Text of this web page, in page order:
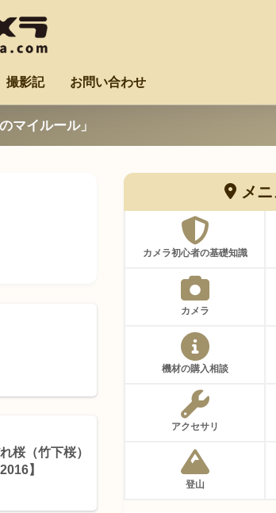
撮影記 お問い合わせ
マイルール」
桜（竹下桜）
】
メ
カメラ初心者の基礎知識
カメラ
機材の購入相談
アクセサリ
登山